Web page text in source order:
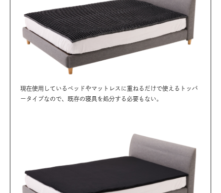
現在使用しているベッドやマットレスに重ねるだけで使えるトッパ
ータイプなので、既存の寝具を処分する必要もない。